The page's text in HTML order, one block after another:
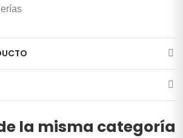
la misma categoría